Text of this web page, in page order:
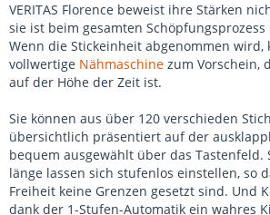
VERITAS Florence beweist ihre Stärken
sie ist beim gesamten
Wenn die Stickeinheit abgenommen wird,
vollwertige Nähmaschine zum Vorschein,
auf der Höhe der Zeit ist.
Sie können aus über 120 verschieden
übersichtlich präsentiert auf der
bequem ausgewählt über das Tastenfeld.
länge lassen sich stufenlos einstellen, so
Freiheit keine Grenzen gesetzt sind. Und
dank der 1-Stufen-Automatik ein wahres